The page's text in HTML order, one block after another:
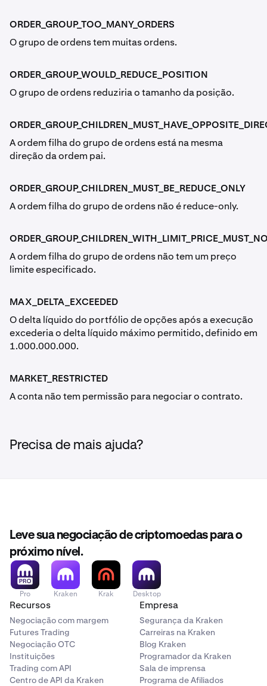
ORDER_GROUP_TOO_MANY_ORDERS
O grupo de ordens tem muitas ordens.
ORDER_GROUP_WOULD_REDUCE_POSITION
O grupo de ordens reduziria o tamanho da posição.
A ordem filha do grupo de ordens está na mesma
direção da ordem pai.
ORDER_GROUP_CHILDREN_MUST_BE_REDUCE_ONLY
A ordem filha do grupo de ordens não é reduce-only.
A ordem filha do grupo de ordens não tem um preço
limite especificado.
MAX_DELTA_EXCEEDED
O delta líquido do portfólio de opções após a execução
excederia o delta líquido máximo permitido, definido em
1.000.000.000.
MARKET_RESTRICTED
A conta não tem permissão para negociar o contrato.
Precisa de mais ajuda?
Leve sua negociação de criptomoedas para o
próximo nível.
Pro Kraken Krak Desktop
Recursos
Negociação com margem
Futures Trading
Negociação OTC
Instituições
Trading com API
Centro de API da Kraken
Empresa
Segurança da Kraken
Carreiras na Kraken
Blog Kraken
Programador da Kraken
Sala de imprensa
Programa de Afiliados